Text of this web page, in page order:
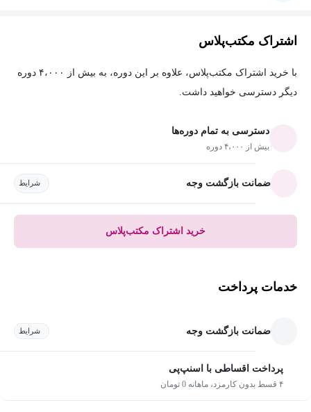
اشتراک مکتب‌پلاس
با خرید اشتراک مکتب‌پلاس، علاوه بر این دوره، به بیش از ۴،۰۰۰ دوره
دیگر دسترسی خواهید داشت.
دسترسی به تمام دوره‌ها
بیش از ۴،۰۰۰ دوره
ضمانت بازگشت وجه شرایط
خرید اشتراک مکتب‌پلاس
خدمات پرداخت
ضمانت بازگشت وجه شرایط
پرداخت اقساطی با اسنپ‌پی
۴ قسط بدون کارمزد، ماهانه 0 تومان